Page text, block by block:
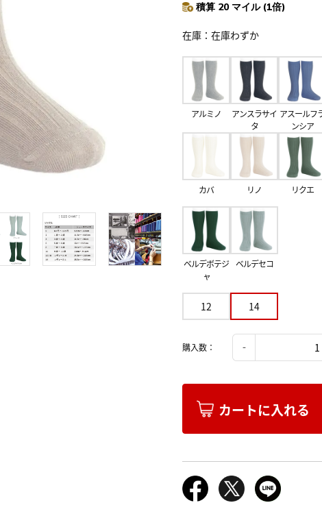
積算 20 マイル (1倍)
在庫 在庫わずか
アルミノ
アンスラサイ
タ
アスールフ
ンシア
カバ リノ リクエ
ベルデボテジ
ャ
ベルデセコ
12 14
購入数：
カートに入れる